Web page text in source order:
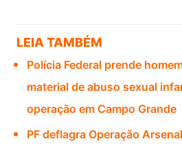
LEIA TAMBÉM
Polícia Federal prende
material de abuso sexual
operação em Campo Grande
PF deflagra Operação